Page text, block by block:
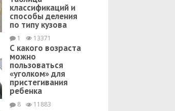
классификаций и
способы деления
по типу кузова
1 13371
С какого возраста
можно
пользоваться
«уголком» для
пристегивания
ребенка
8 11883